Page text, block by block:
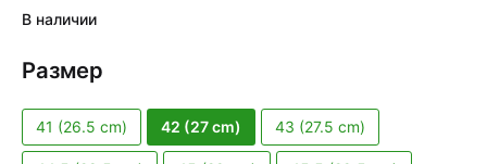
В наличии
Размер
41 (26.5 cm) 42 (27 cm) 43 (27.5 cm)